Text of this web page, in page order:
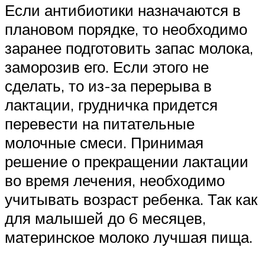
Если антибиотики назначаются в
плановом порядке, то необходимо
заранее подготовить запас молока,
заморозив его. Если этого не
сделать, то из-за перерыва в
лактации, грудничка придется
перевести на питательные
молочные смеси. Принимая
решение о прекращении лактации
во время лечения, необходимо
учитывать возраст ребенка. Так как
для малышей до 6 месяцев,
материнское молоко лучшая пища.